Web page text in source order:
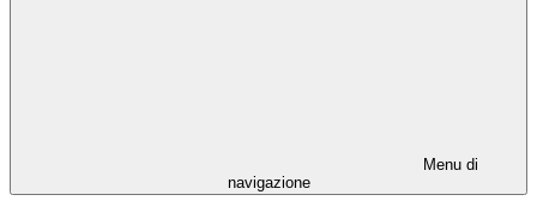
Menu di
navigazione